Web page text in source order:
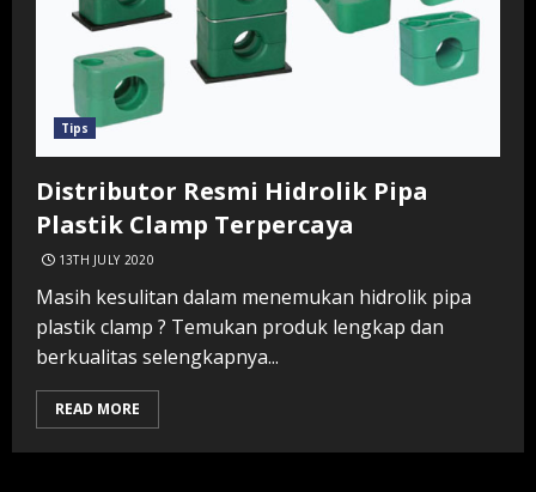
Tips
Distributor Resmi Hidrolik Pipa
Plastik Clamp Terpercaya
13TH JULY 2020
Masih kesulitan dalam menemukan hidrolik pipa
plastik clamp ? Temukan produk lengkap dan
berkualitas selengkapnya...
READ MORE